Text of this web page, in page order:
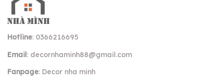
Hotline: 0366216695
Email: decornhaminh88@gmail.com
Fanpage: Decor nha minh